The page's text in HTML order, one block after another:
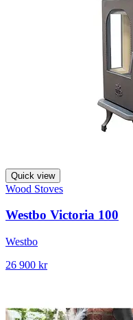
Quick view
Wood Stoves
Westbo Victoria 100
Westbo
26 900 kr